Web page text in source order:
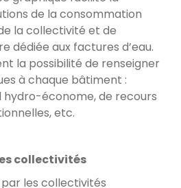
de la consommation
la collectivité et de
dédiée aux factures d’eau.
la possibilité de renseigner
à chaque bâtiment :
économe, de recours
etc.
collectivités
les collectivités